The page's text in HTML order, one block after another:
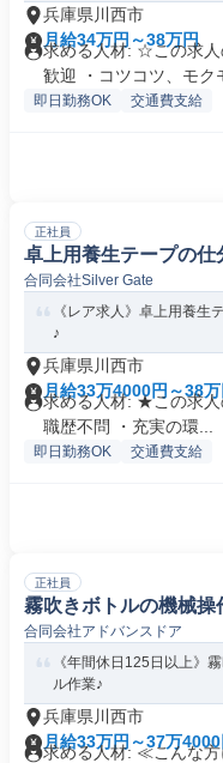
兵庫県川西市
月給34万円～38万円
求める人材: ☆この求
歓迎 ・コツコツ、モク
即日勤務OK 交通費支給
正社員
卓上用養生テープの仕
合同会社Silver Gate
《レア求人》卓上用養生
♪
兵庫県川西市
月給33万4000円～38万
求める人材: ★この求
職歴不問 ・充実の環...
即日勤務OK 交通費支給
正社員
霧吹きボトルの機械操
合同会社アドバンスドア
《年間休日125日以上》
ル作業♪
兵庫県川西市
月給33万円～37万4000
求める人材: ≪こんな